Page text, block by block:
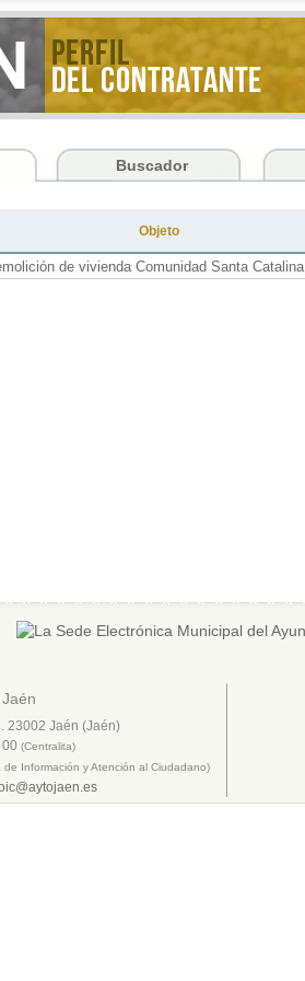
Buscador
Objeto
de vivienda Comunidad Santa Catalina
23002 Jaén (Jaén)
(Centralita)
de Información y Atención al Ciudadano)